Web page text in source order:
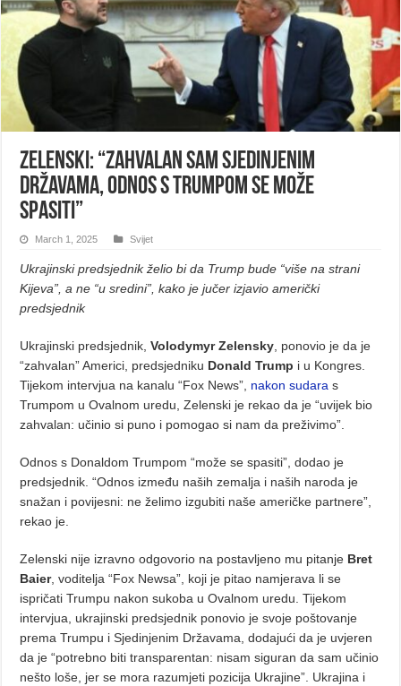
Zelenski: “Zahvalan sam Sjedinjenim
Državama, odnos s Trumpom se može
spasiti”
March 1, 2025 Svijet
Ukrajinski predsjednik želio bi da Trump bude “više na strani
Kijeva”, a ne “u sredini”, kako je jučer izjavio američki
predsjednik
Ukrajinski predsjednik,Volodymyr Zelensky, ponovio je da je
“zahvalan” Americi, predsjedniku Donald Trump i u Kongres.
Tijekom intervjua na kanalu “Fox News”, nakon sudara s
Trumpom u Ovalnom uredu, Zelenski je rekao da je “uvijek bio
zahvalan: učinio si puno i pomogao si nam da preživimo”.
Odnos s Donaldom Trumpom “može se spasiti”, dodao je
predsjednik. “Odnos između naših zemalja i naših naroda je
snažan i povijesni: ne želimo izgubiti naše američke partnere”,
rekao je.
Zelenski nije izravno odgovorio na postavljeno mu pitanje Bret
Baier, voditelja “Fox Newsa”, koji je pitao namjerava li se
ispričati Trumpu nakon sukoba u Ovalnom uredu. Tijekom
intervjua, ukrajinski predsjednik ponovio je svoje poštovanje
prema Trumpu i Sjedinjenim Državama, dodajući da je uvjeren
da je “potrebno biti transparentan: nisam siguran da sam učinio
nešto loše, jer se mora razumjeti pozicija Ukrajine”. Ukrajina i